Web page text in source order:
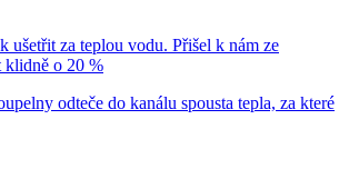
ušetřit za teplou vodu. Přišel k nám ze
klidně o 20 %
odteče do kanálu spousta tepla, za které